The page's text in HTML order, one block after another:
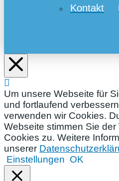
Kontakt
Um unsere Webseite für
und fortlaufend
verwenden wir Cookies.
Webseite stimmen Sie
Cookies zu. Weitere
unserer
Einstellungen OK